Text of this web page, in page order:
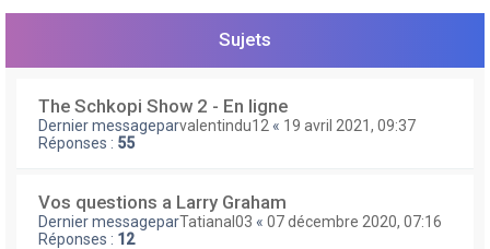
Sujets
The Schkopi Show 2 - En ligne
Dernier messageparvalentindu12 « 19 avril 2021, 09:37
Réponses : 55
Vos questions a Larry Graham
Dernier messageparTatianal03 « 07 décembre 2020, 07:16
Réponses : 12